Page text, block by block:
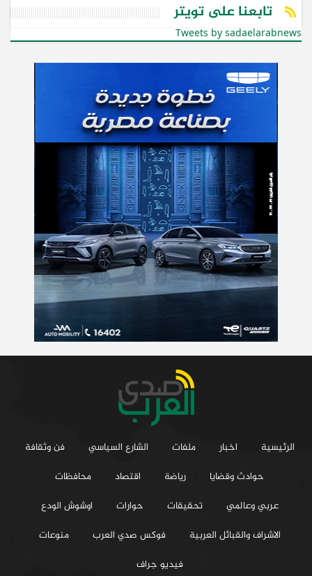
تابعنا على تويتر
Tweets by sadaelarabnews
الرئيسية اخبار ملفات الشارع السياسي
فن وثقافة
حوادث وقضايا
رياضة اقتصاد
محافظات
عربي وعالمي
تحقيقات حوارات
اوشوش الودع
الاشراف والقبائل العربية
فوكس صدي العرب
منوعات
فيديو جراف